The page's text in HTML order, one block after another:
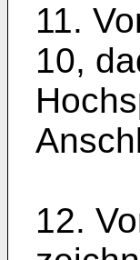
11.
10,
12.